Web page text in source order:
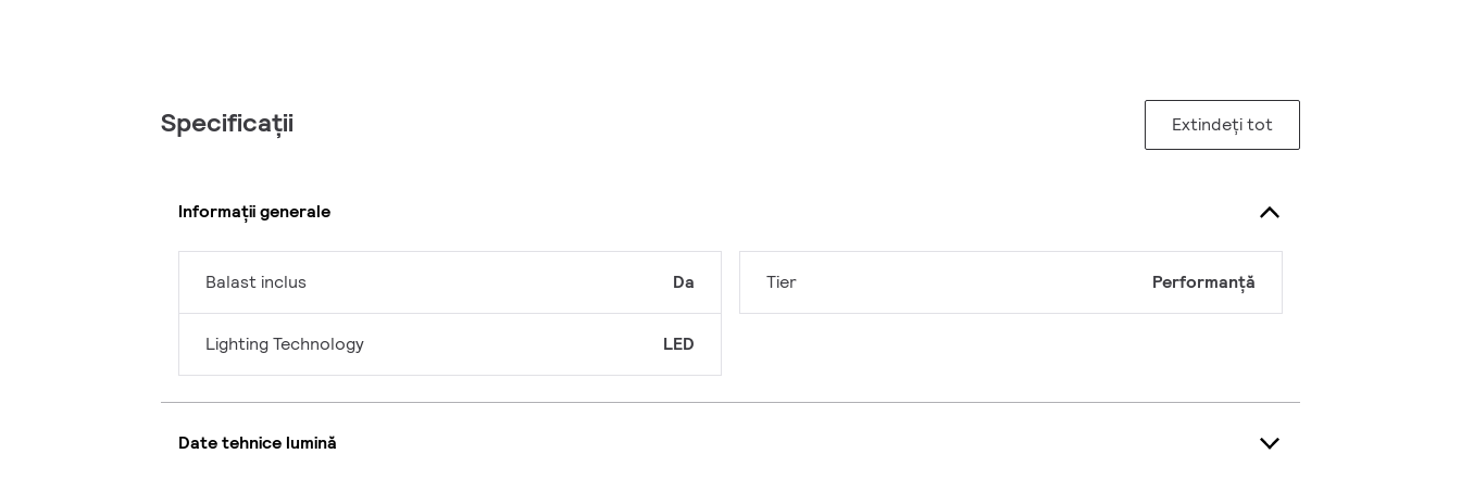
Specificații Extindeți tot
Informații generale
Balast inclus Da
Lighting Technology LED
Tier Performanță
Date tehnice lumină